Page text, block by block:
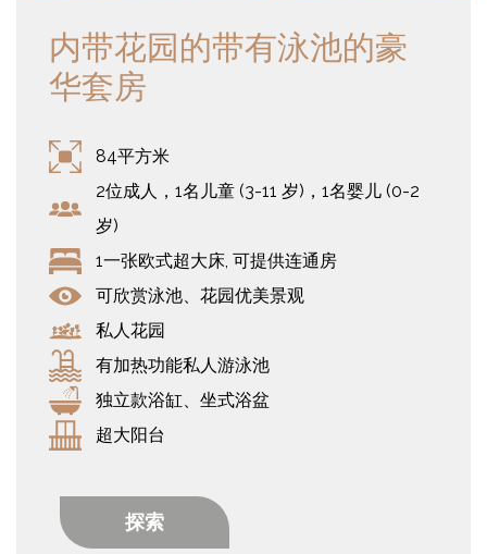
内带花园的带有泳池的豪
华套房
84平方米
2位成人，1名儿童 (3-11 岁)，1名婴儿 (0-2
岁)
1一张欧式超大床, 可提供连通房
可欣赏泳池、花园优美景观
私人花园
有加热功能私人游泳池
独立款浴缸、坐式浴盆
超大阳台
探索